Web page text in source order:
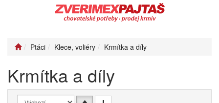
Ptáci Klece, voliéry Krmítka a díly
Krmítka a díly